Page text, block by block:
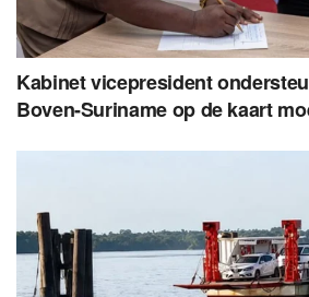
Kabinet vicepresident
Boven-Suriname op de kaart